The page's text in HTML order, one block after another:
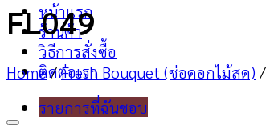
หน้าแรก
ร้านค้า
วิธีการสั่งซื้อ
ติดต่อเรา
รายการที่ฉันชอบ
FL049
Home / Fresh Bouquet (ช่อดอกไม้สด) /